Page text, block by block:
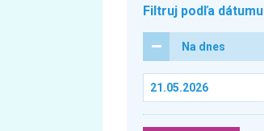
Filtruj podľa dátumu
Na dnes